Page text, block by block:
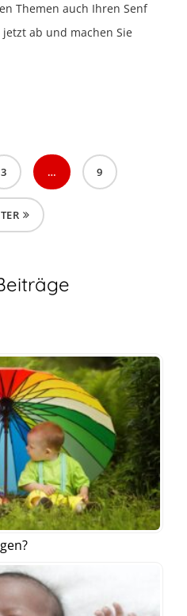
Themen auch Ihren Senf
ab und machen Sie
3 … 9